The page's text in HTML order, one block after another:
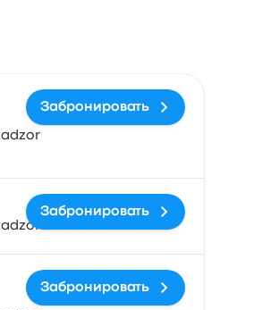
Забронировать
Забронировать
Забронировать